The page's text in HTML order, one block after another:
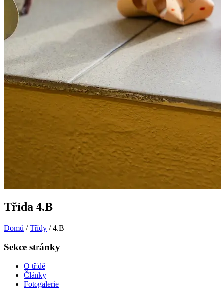
Třída 4.B
Domů / Třídy / 4.B
Sekce stránky
O třídě
Články
Fotogalerie